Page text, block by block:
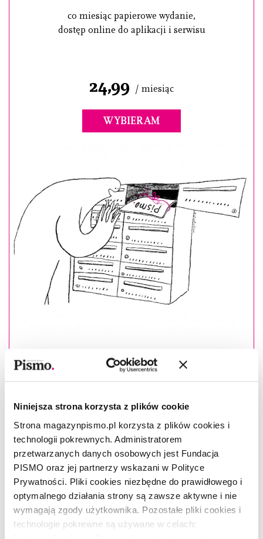
Niniejsza strona korzysta z plików cookie
Strona magazynpismo.pl korzysta z plików cookies i
technologii pokrewnych. Administratorem
przetwarzanych danych osobowych jest Fundacja
PISMO oraz jej partnerzy wskazani w Polityce
Prywatności. Pliki cookies niezbędne do prawidłowego i
optymalnego działania strony są zawsze aktywne i nie
wymagają zgody użytkownika. Pozostałe pliki cookies i
technologie pokrewne są używane w celach:
co miesiąc papierowe wydanie,
dostęp online do aplikacji i serwisu
24,99 / miesiąc
WYBIERAM
Masz konto? Zaloguj się
w „Piśmie”, dziennikarka, kulturoznawczyni, autorka esejów i
podcastów. Wcześniej związana z „Gazetą Wyborczą” oraz
think tankiem Przyszłość Jest Teraz. Poza „Pismem”
publikowała m.in. w „Magazynie Świątecznym”, „Gazecie
Wyborczej”, „non/fiction” oraz Dwutygodniku.
Esej ukazał się we wrześniowym numerze
miesięcznika "Pismo. Magazyn opinii" (09/2019)
pod tytułemBezsenni żołnierze na froncie wojny o